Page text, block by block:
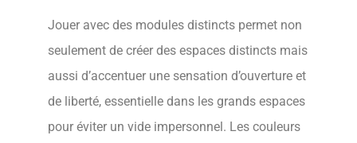
Jouer avec des modules distincts permet non
seulement de créer des espaces distincts mais
aussi d’accentuer une sensation d’ouverture et
de liberté, essentielle dans les grands espaces
pour éviter un vide impersonnel. Les couleurs